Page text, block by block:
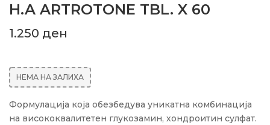
H.A ARTROTONE TBL. X 60
1.250 ден
НЕМА НА ЗАЛИХА
Формулација која обезбедува уникатна комбинација
на висококвалитетен глукозамин, хондроитин сулфат.